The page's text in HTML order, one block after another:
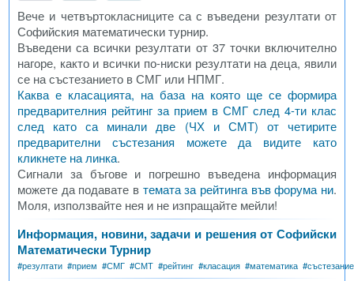
Вече и четвъртокласниците са с въведени резултати от
Софийския математически турнир.
Въведени са всички резултати от 37 точки включително
нагоре, както и всички по-ниски резултати на деца, явили
се на състезанието в СМГ или НПМГ.
Каква е класацията, на база на която ще се формира
предварителния рейтинг за прием в СМГ след 4-ти клас
след като са минали две (ЧХ и СМТ) от четирите
предварителни състезания можете да видите като
кликнете на линка.
Сигнали за бъгове и погрешно въведена информация
можете да подавате в темата за рейтинга във форума ни.
Моля, използвайте нея и не изпращайте мейли!
Информация, новини, задачи и решения от Софийски
Математически Турнир
#резултати #прием #СМГ #СМТ #рейтинг #класация #математика #състезание